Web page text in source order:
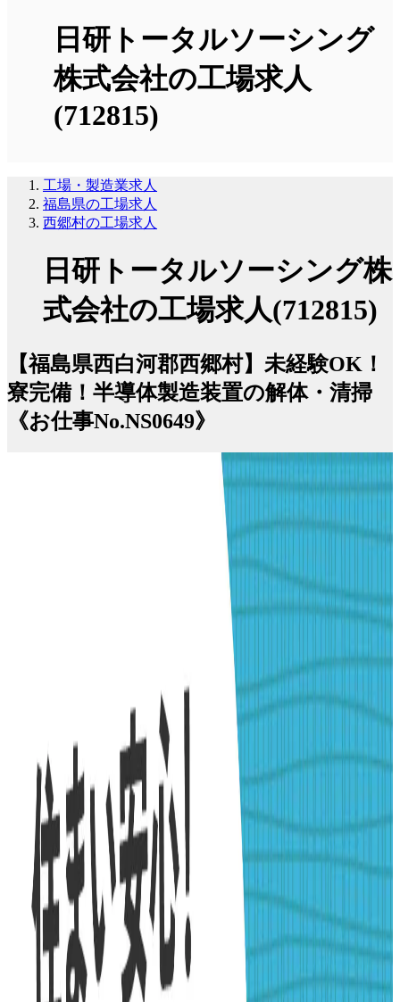
日研トータルソーシング
株式会社の工場求人
(712815)
工場・製造業求人
福島県の工場求人
西郷村の工場求人
日研トータルソーシング株
式会社の工場求人(712815)
【福島県西白河郡西郷村】未経験OK！
寮完備！半導体製造装置の解体・清掃
《お仕事No.NS0649》